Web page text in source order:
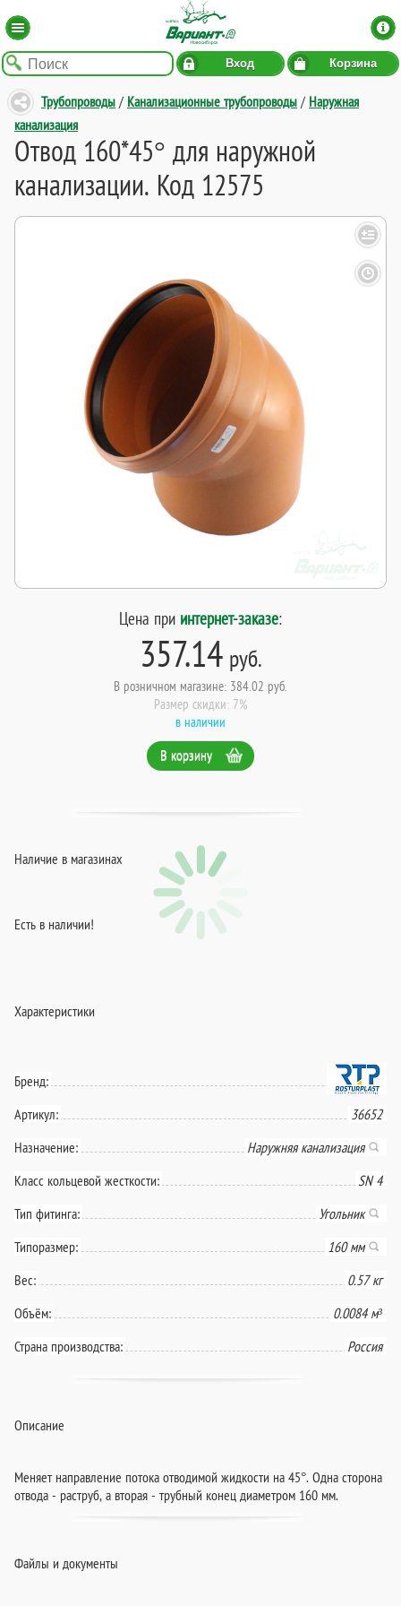
Вход Корзина
Трубопроводы / Канализационные трубопроводы / Наружная
канализация
Отвод 160*45° для наружной
канализации. Код 12575
Цена при интернет-заказе:
357.14руб.
В розничном магазине: 384.02 руб.
Размер скидки: 7%
в наличии
В корзину
Наличие в магазинах
Есть в наличии!
Характеристики
Бренд:
Артикул:
36652
Назначение:
Наружняя канализация
Класс кольцевой жесткости:
SN 4
Тип фитинга:
Угольник
Типоразмер:
160 мм
Вес:
0.57 кг
Объём:
0.0084 м³
Страна производства:
Россия
Описание
Меняет направление потока отводимой жидкости на 45°. Одна сторона
отвода - раструб, а вторая - трубный конец диаметром 160 мм.
Файлы и документы